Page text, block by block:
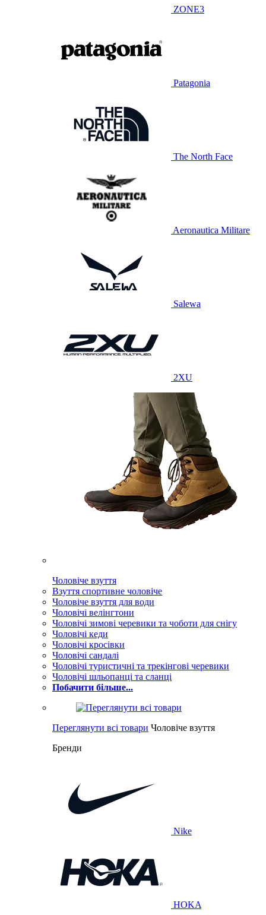
ZONE3
Patagonia
The North Face
Aeronautica Militare
Salewa
2XU
Чоловіче взуття
Взуття спортивне чоловіче
Чоловіче взуття для води
Чоловічі велінгтони
Чоловічі зимові черевики та чоботи для снігу
Чоловічі кеди
Чоловічі кросівки
Чоловічі сандалі
Чоловічі туристичні та трекінгові черевики
Чоловічі шльопанці та сланці
Побачити більше...
Переглянути всі товари Чоловіче взуття
Бренди
Nike
HOKA